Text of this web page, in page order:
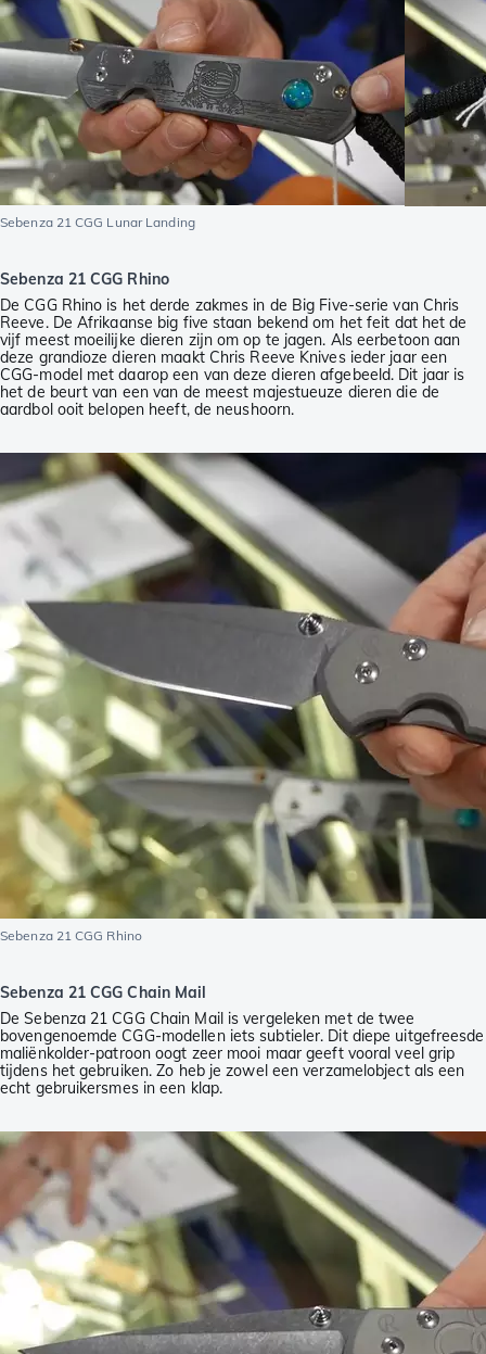
Sebenza 21 CGG Lunar Landing
Sebenza 21 CGG Rhino
De CGG Rhino is het derde zakmes in de Big Five-serie van Chris
Reeve. De Afrikaanse big five staan bekend om het feit dat het de
vijf meest moeilijke dieren zijn om op te jagen. Als eerbetoon aan
deze grandioze dieren maakt Chris Reeve Knives ieder jaar een
CGG-model met daarop een van deze dieren afgebeeld. Dit jaar is
het de beurt van een van de meest majestueuze dieren die de
aardbol ooit belopen heeft, de neushoorn.
Sebenza 21 CGG Rhino
Sebenza 21 CGG Chain Mail
De Sebenza 21 CGG Chain Mail is vergeleken met de twee
bovengenoemde CGG-modellen iets subtieler. Dit diepe uitgefreesde
maliënkolder-patroon oogt zeer mooi maar geeft vooral veel grip
tijdens het gebruiken. Zo heb je zowel een verzamelobject als een
echt gebruikersmes in een klap.